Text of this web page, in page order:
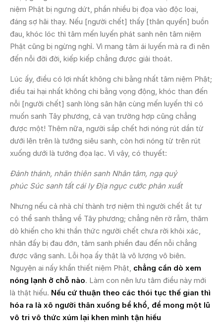
niệm Phật bị ngưng dứt, phần nhiều bị đọa vào độc loại,
đáng sợ hãi thay. Nếu [người chết] thấy [thân quyến] buồn
đau, khóc lóc thì tâm mến luyến phát sanh nên tâm niệm
Phật cũng bị ngừng nghỉ. Vì mang tâm ái luyến mà ra đi nên
đến nỗi đời đời, kiếp kiếp chẳng được giải thoát.
Lúc ấy, điều có lợi nhất không chi bằng nhất tâm niệm Phật;
điều tai hại nhất không chi bằng vọng động, khóc than đến
nỗi [người chết] sanh lòng sân hận cùng mến luyến thì có
muốn sanh Tây phương, cả vạn trường hợp cũng chẳng
được một! Thêm nữa, người sắp chết hơi nóng rút dần từ
dưới lên trên là tướng siêu sanh, còn hơi nóng từ trên rút
xuống dưới là tướng đọa lạc. Vì vậy, có thuyết:
Đảnh thánh, nhãn thiên sanh Nhân tâm, ngạ quỷ
phúc Súc sanh tất cái ly Địa ngục cước phản xuất
Nhưng nếu cả nhà chí thành trợ niệm thì người chết ắt tự
có thể sanh thẳng về Tây phương; chẳng nên rờ rẫm, thăm
dò khiến cho khi thần thức người chết chưa rời khỏi xác,
nhân đấy bị đau đớn, tâm sanh phiền đau đến nỗi chẳng
được vãng sanh. Lỗi họa ấy thật là vô lượng vô biên.
Nguyện ai nấy khẩn thiết niệm Phật, chẳng cần dò xem
nóng lạnh ở chỗ nào. Làm con nên lưu tâm điều này mới
là thật hiếu. Nếu cứ thuận theo các thói tục thế gian thì
hóa ra là xô người thân xuống bể khổ, để mong một lũ
vô tri vô thức xúm lại khen mình tận hiếu